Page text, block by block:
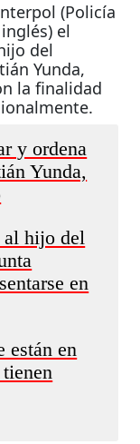
(Policía
el
del
Yunda,
la finalidad
y ordena
Yunda,
al hijo del
en
están en